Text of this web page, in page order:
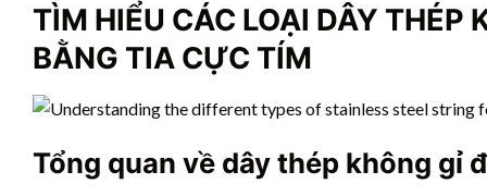
TÌM HIỂU CÁC LOẠI DÂY THÉP
BẰNG TIA CỰC TÍM
Tổng quan về dây thép không gỉ